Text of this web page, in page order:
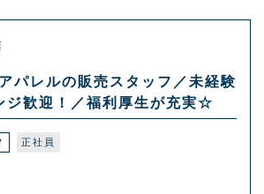
パレルの販売スタッフ／未経験
ジ歓迎！／福利厚生が充実☆
正社員